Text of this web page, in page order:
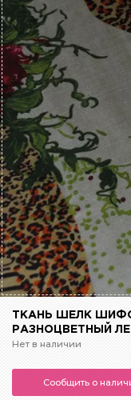
ТКАНЬ ШЕЛК
РАЗНОЦВЕТНЫЙ
Нет в наличии
Сообщить о